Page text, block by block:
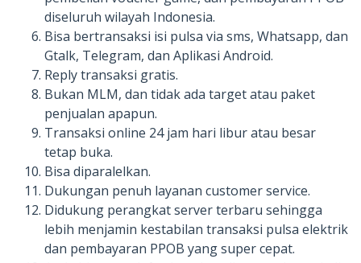
diseluruh wilayah Indonesia.
Bisa bertransaksi isi pulsa via sms, Whatsapp, dan
Gtalk, Telegram, dan Aplikasi Android.
Reply transaksi gratis.
Bukan MLM, dan tidak ada target atau paket
penjualan apapun.
Transaksi online 24 jam hari libur atau besar
tetap buka.
Bisa diparalelkan.
Dukungan penuh layanan customer service.
Didukung perangkat server terbaru sehingga
lebih menjamin kestabilan transaksi pulsa elektrik
dan pembayaran PPOB yang super cepat.